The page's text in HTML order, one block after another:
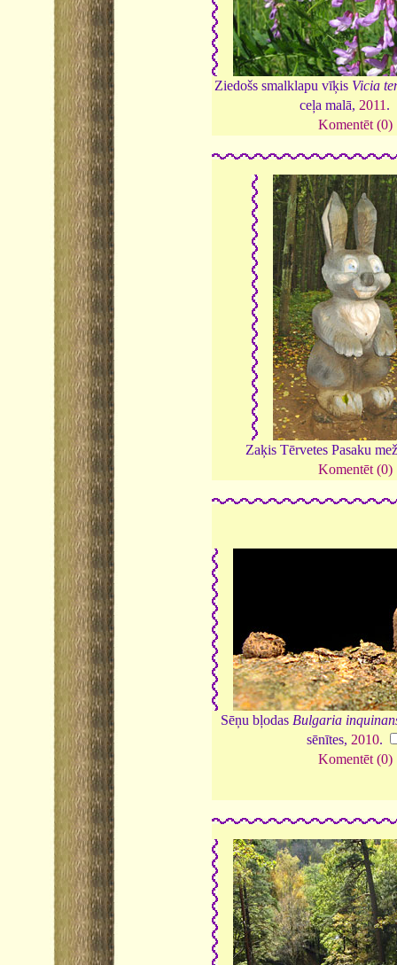
Ziedošs smalklapu vīķis Vicia
ceļa malā, 2011 .
Komentēt (0)
Zaķis Tērvetes Pasaku
Komentēt (0)
Sēņu bļodas Bulgaria
sēnītes, 2010.
Komentēt (0)